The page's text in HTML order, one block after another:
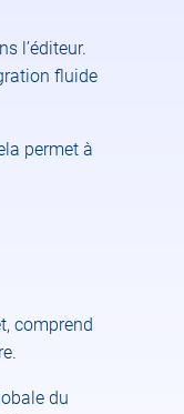
l’éditeur.
fluide
permet à
comprend
du